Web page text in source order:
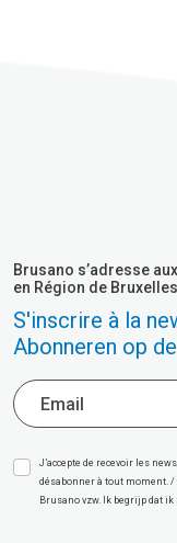
Brusano s’adresse
en Région de
S'inscrire à la
Abonneren op
J’accepte de recevoir les
désabonner à tout moment. /
Brusano vzw. Ik begrijp dat